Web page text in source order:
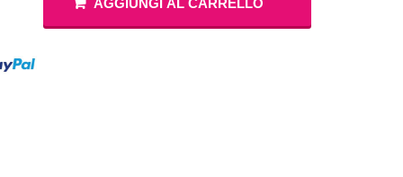
e Orso
Carosello
Patrol
Vestiti Principe
AGGIUNGI AL CARRELLO